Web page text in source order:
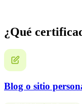
¿Qué
Blog o sitio